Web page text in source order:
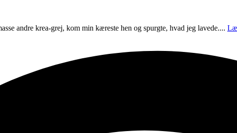
andre krea-grej, kom min kæreste hen og spurgte, hvad jeg lavede....